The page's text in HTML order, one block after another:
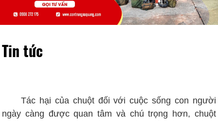
Tin tức
Tác hại của chuột đối với cuộc sống con người
ngày càng được quan tâm và chú trọng hơn, chuột